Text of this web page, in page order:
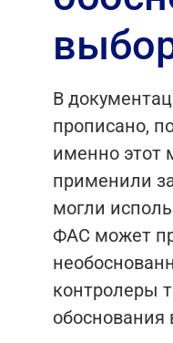
В
прописано,
именно этот
применили
могли
ФАС может
контролеры
обоснования